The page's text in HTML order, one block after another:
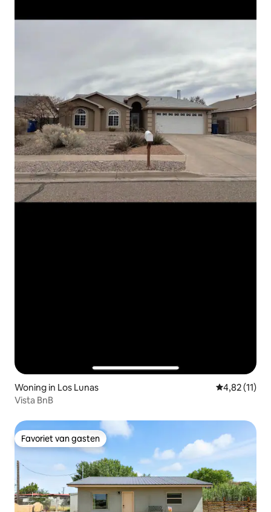
Woning in Los Lunas Gemiddelde
4,82 (11)
Vista BnB
Favoriet van gasten
Favoriet van gasten